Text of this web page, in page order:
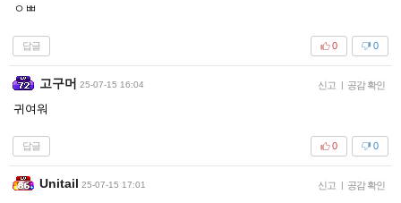
ㅇㅃ
답글 0
0
고구머 25-07-15 16:04 신고 | 공감 확인
귀여워
답글 0
0
Unitail 25-07-15 17:01 신고 | 공감 확인